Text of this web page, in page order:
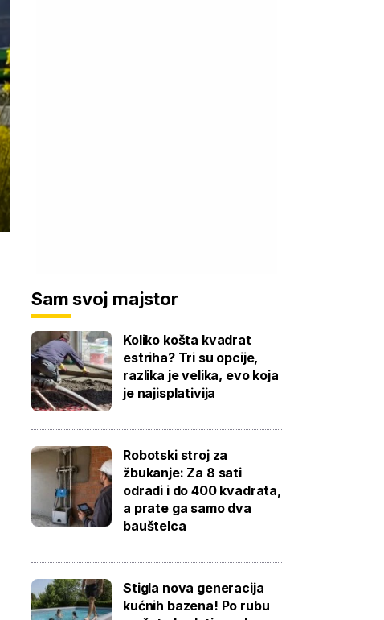
Sam svoj majstor
Koliko košta kvadrat
estriha? Tri su opcije,
razlika je velika, evo koja
je najisplativija
Robotski stroj za
žbukanje: Za 8 sati
odradi i do 400 kvadrata,
a prate ga samo dva
bauštelca
Stigla nova generacija
kućnih bazena! Po rubu